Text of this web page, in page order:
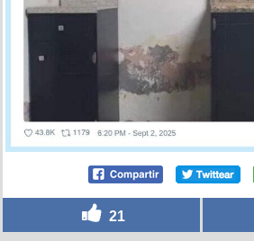
21